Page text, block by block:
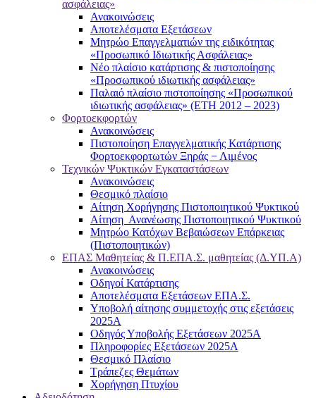
ασφάλειας»
Ανακοινώσεις
Αποτελέσματα Εξετάσεων
Μητρώο Επαγγελματιών της ειδικότητας
«Προσωπικό Ιδιωτικής Ασφάλειας»
Νέο πλαίσιο κατάρτισης & πιστοποίησης
«Προσωπικού ιδιωτικής ασφάλειας»
Παλαιό πλαίσιο πιστοποίησης «Προσωπικού
ιδιωτικής ασφάλειας» (ΕΤΗ 2012 – 2023)
Φορτοεκφορτών
Ανακοινώσεις
Πιστοποίηση Επαγγελματικής Κατάρτισης
Φορτοεκφορτωτών Ξηράς − Λιμένος
Τεχνικών Ψυκτικών Εγκαταστάσεων
Ανακοινώσεις
Θεσμικό πλαίσιο
Αίτηση Χορήγησης Πιστοποιητικού Ψυκτικού
Αίτηση Ανανέωσης Πιστοποιητικού Ψυκτικού
Μητρώο Κατόχων Βεβαιώσεων Επάρκειας
(Πιστοποιητικών)
ΕΠΑΣ Μαθητείας & Π.ΕΠΑ.Σ. μαθητείας (Δ.ΥΠ.Α)
Ανακοινώσεις
Oδηγοί Κατάρτισης
Αποτελέσματα Εξετάσεων ΕΠΑ.Σ.
Υποβολή αίτησης συμμετοχής στις εξετάσεις
2025Α
Οδηγός Υποβολής Εξετάσεων 2025A
Πληροφορίες Εξετάσεων 2025Α
Θεσμικό Πλαίσιο
Τράπεζες Θεμάτων
Χορήγηση Πτυχίου